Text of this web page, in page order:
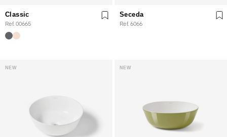
Classic
Ref. 00665
Seceda
Ref. 6066
NEW NEW